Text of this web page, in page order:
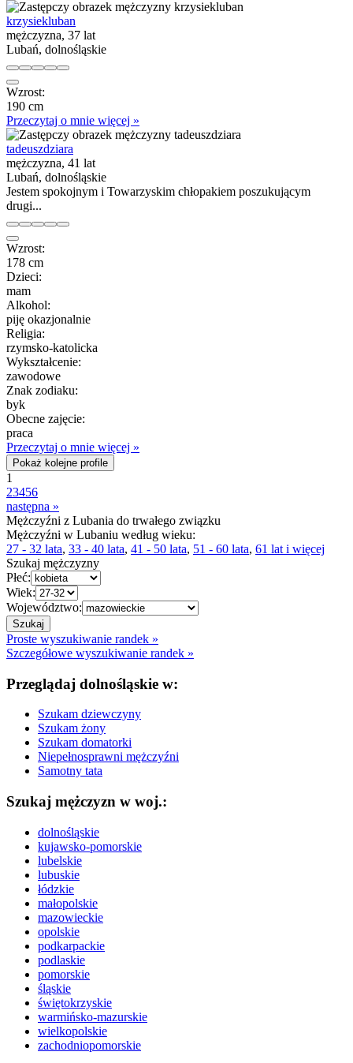
krzysiekluban
mężczyzna, 37 lat
Lubań, dolnośląskie
Wzrost:
190 cm
Przeczytaj o mnie więcej »
tadeuszdziara
mężczyzna, 41 lat
Lubań, dolnośląskie
Jestem spokojnym i Towarzyskim chłopakiem poszukującym
drugi...
Wzrost:
178 cm
Dzieci:
mam
Alkohol:
piję okazjonalnie
Religia:
rzymsko-katolicka
Wykształcenie:
zawodowe
Znak zodiaku:
byk
Obecne zajęcie:
praca
Przeczytaj o mnie więcej »
Pokaż kolejne profile
1
23456
następna »
Mężczyźni z Lubania do trwałego związku
Mężczyźni w Lubaniu według wieku:
27 - 32 lata, 33 - 40 lata, 41 - 50 lata, 51 - 60 lata, 61 lat i więcej
Szukaj mężczyzny
Płeć:
Wiek:
Województwo:
Proste wyszukiwanie randek »
Szczegółowe wyszukiwanie randek »
Przeglądaj dolnośląskie w:
Szukam dziewczyny
Szukam żony
Szukam domatorki
Niepełnosprawni mężczyźni
Samotny tata
Szukaj mężczyzn w woj.:
dolnośląskie
kujawsko-pomorskie
lubelskie
lubuskie
łódzkie
małopolskie
mazowieckie
opolskie
podkarpackie
podlaskie
pomorskie
śląskie
świętokrzyskie
warmińsko-mazurskie
wielkopolskie
zachodniopomorskie